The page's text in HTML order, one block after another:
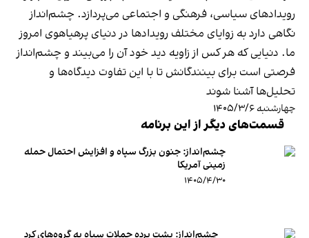
رویدادهای سیاسی، فرهنگی و اجتماعی می‌پردازد. چشم‌انداز
نگاهی دارد به زوایای مختلف رویدادها در دنیای پرهیاهوی امروز
ما. دنیایی که هر کس از زاویه دید خود آن را می‌بیند و چشم‌انداز
فرصتی است برای بینندگانش تا با این تفاوت دیدگاه‌ها و
تحلیل‌ها آشنا شوند
چهارشنبه ۱۴۰۵/۳/۶
قسمت‌های دیگر از این برنامه
چشم‌انداز: جنون بزرگ سپاه و افزایش احتمال حمله
زمینی آمریکا
۱۴۰۵/۴/۳۰
چشم‌انداز: پشت پرده حملات سپاه به گروه‌های کرد